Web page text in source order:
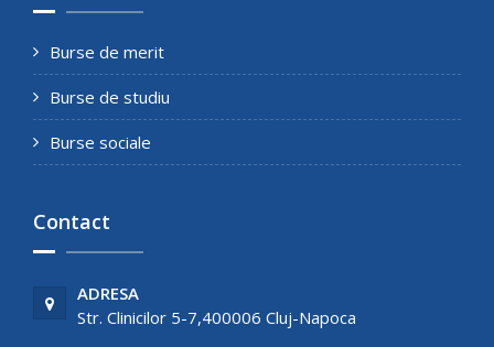
Burse de merit
Burse de studiu
Burse sociale
Contact
ADRESA
Str. Clinicilor 5-7,400006 Cluj-Napoca